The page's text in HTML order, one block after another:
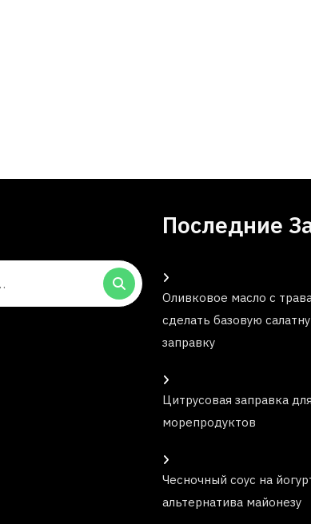
Последние
Оливковое масло с
сделать базовую
заправку
Цитрусовая заправка
морепродуктов
Чесночный соус на
альтернатива майонезу